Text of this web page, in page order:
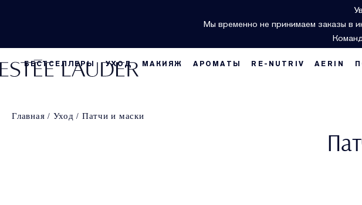
Мы временно не принимаем заказы в
БЕСТСЕЛЛЕРЫ УХОД МАКИЯЖ АРОМАТЫ RE-NUTRIV AERIN
Главная Уход Патчи и маски